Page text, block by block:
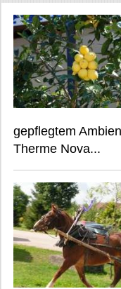
gepflegtem
Therme Nova...